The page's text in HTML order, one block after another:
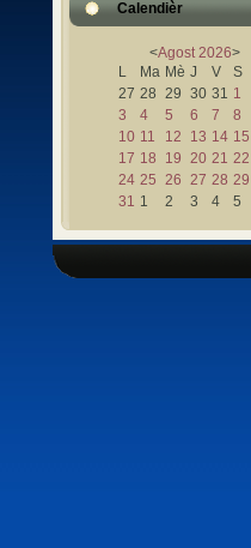
Calendièr
<Agost 2026>
L
Ma Mè J V S
27 28 29 30 31 1
3
4 5 6 7 8
10 11 12 13 14 15
17 18 19 20 21 22
24 25 26 27 28 29
31 1 2 3 4 5